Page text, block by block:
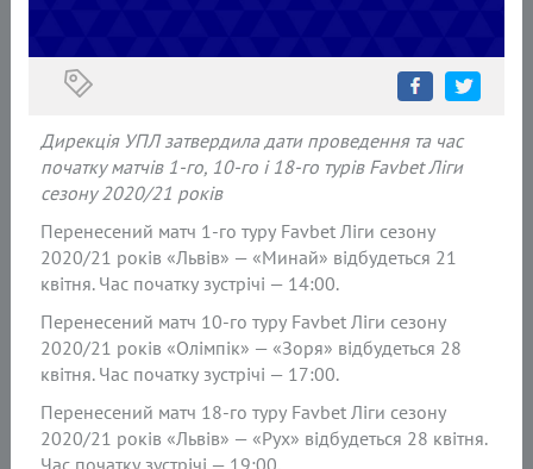
Дирекція УПЛ затвердила дати проведення та час
початку матчів 1-го, 10-го і 18-го турів Favbet Ліги
сезону 2020/21 років
Перенесений матч 1-го туру Favbet Ліги сезону
2020/21 років «Львів» — «Минай» відбудеться 21
квітня. Час початку зустрічі — 14:00.
Перенесений матч 10-го туру Favbet Ліги сезону
2020/21 років «Олімпік» — «Зоря» відбудеться 28
квітня. Час початку зустрічі — 17:00.
Перенесений матч 18-го туру Favbet Ліги сезону
2020/21 років «Львів» — «Рух» відбудеться 28 квітня.